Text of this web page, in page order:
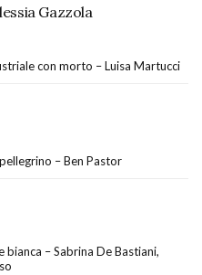
Gazzola
con morto – Luisa Martucci
– Ben Pastor
bianca – Sabrina De Bastiani,